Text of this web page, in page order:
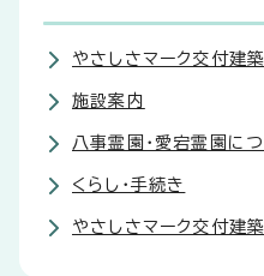
やさしさマーク交付建築
施設案内
八事霊園・愛宕霊園に
くらし・手続き
やさしさマーク交付建築